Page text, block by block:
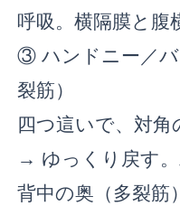
呼吸。横隔膜と腹
③ ハンドニー／
裂筋）
四つ這いで、対
→ ゆっくり戻す。
背中の奥（多裂筋